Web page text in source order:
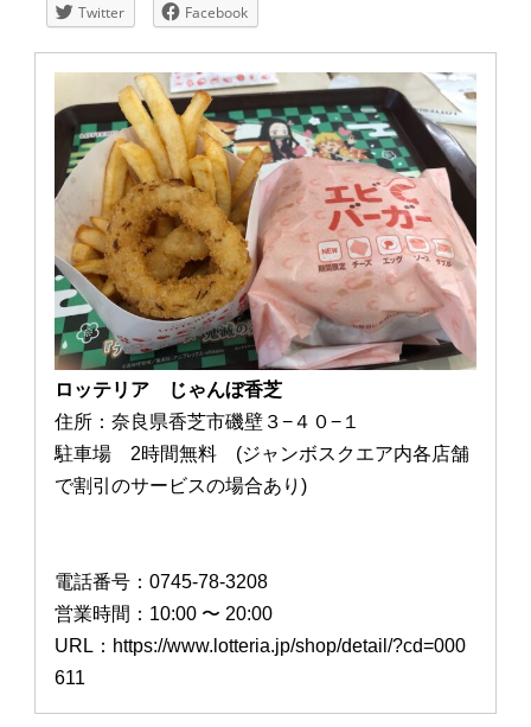
Twitter Facebook
ロッテリア じゃんぼ香芝
住所：奈良県香芝市磯壁３−４０−１
駐車場 2時間無料 (ジャンボスクエア内各店舗
で割引のサービスの場合あり)
電話番号：0745-78-3208
営業時間：10:00 〜 20:00
URL：https://www.lotteria.jp/shop/detail/?cd=000
611